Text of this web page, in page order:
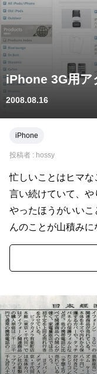
iPhone 3G用ア
2008.08.16
iPhone
投稿者 : hossy
忙しいことはヒマ
言い続けていて、や
やったほうがいいこ
んのことが山積み